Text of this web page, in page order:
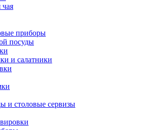
приборы
посуды
и салатники
и столовые сервизы